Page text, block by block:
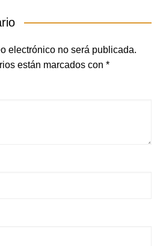
electrónico no será publicada.
están marcados con *